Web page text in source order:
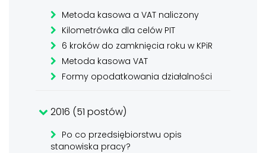
Metoda kasowa a VAT naliczony
Kilometrówka dla celów PIT
6 kroków do zamknięcia roku w KPiR
Metoda kasowa VAT
Formy opodatkowania działalności
2016 (51 postów)
Po co przedsiębiorstwu opis
stanowiska pracy?